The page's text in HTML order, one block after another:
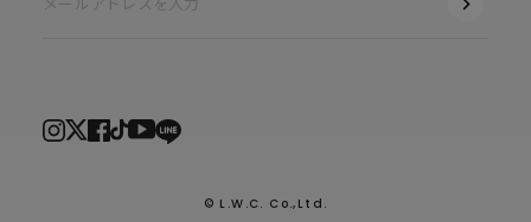
© L.W.C. Co.,Ltd.